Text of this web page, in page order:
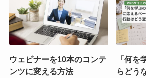
ウェビナーを10本のコンテ
ンツに変える方法
「何を
らどう